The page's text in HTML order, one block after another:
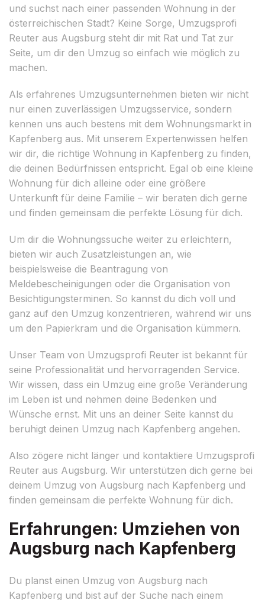
und suchst nach einer passenden Wohnung in der
österreichischen Stadt? Keine Sorge, Umzugsprofi
Reuter aus Augsburg steht dir mit Rat und Tat zur
Seite, um dir den Umzug so einfach wie möglich zu
machen.
Als erfahrenes Umzugsunternehmen bieten wir nicht
nur einen zuverlässigen Umzugsservice, sondern
kennen uns auch bestens mit dem Wohnungsmarkt in
Kapfenberg aus. Mit unserem Expertenwissen helfen
wir dir, die richtige Wohnung in Kapfenberg zu finden,
die deinen Bedürfnissen entspricht. Egal ob eine kleine
Wohnung für dich alleine oder eine größere
Unterkunft für deine Familie – wir beraten dich gerne
und finden gemeinsam die perfekte Lösung für dich.
Um dir die Wohnungssuche weiter zu erleichtern,
bieten wir auch Zusatzleistungen an, wie
beispielsweise die Beantragung von
Meldebescheinigungen oder die Organisation von
Besichtigungsterminen. So kannst du dich voll und
ganz auf den Umzug konzentrieren, während wir uns
um den Papierkram und die Organisation kümmern.
Unser Team von Umzugsprofi Reuter ist bekannt für
seine Professionalität und hervorragenden Service.
Wir wissen, dass ein Umzug eine große Veränderung
im Leben ist und nehmen deine Bedenken und
Wünsche ernst. Mit uns an deiner Seite kannst du
beruhigt deinen Umzug nach Kapfenberg angehen.
Also zögere nicht länger und kontaktiere Umzugsprofi
Reuter aus Augsburg. Wir unterstützen dich gerne bei
deinem Umzug von Augsburg nach Kapfenberg und
finden gemeinsam die perfekte Wohnung für dich.
Erfahrungen: Umziehen von
Augsburg nach Kapfenberg
Du planst einen Umzug von Augsburg nach
Kapfenberg und bist auf der Suche nach einem